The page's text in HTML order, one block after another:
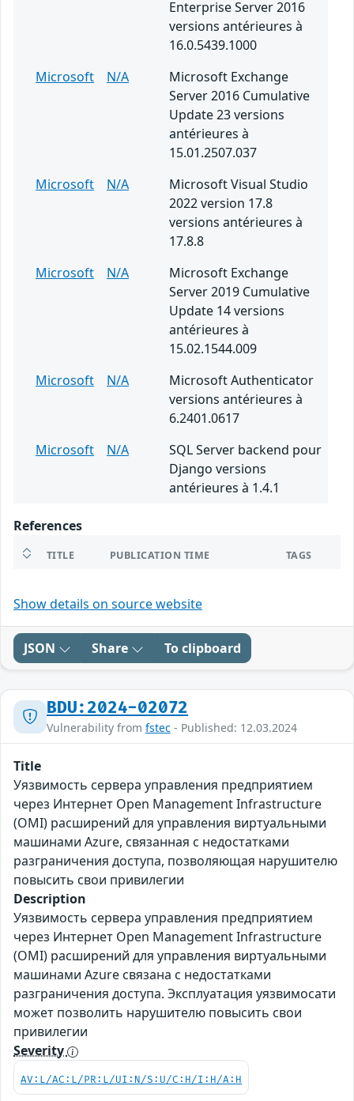
Enterprise Server 2016
versions antérieures à
16.0.5439.1000
Microsoft
N/A
Microsoft Exchange
Server 2016 Cumulative
Update 23 versions
antérieures à
15.01.2507.037
Microsoft
N/A
Microsoft Visual Studio
2022 version 17.8
versions antérieures à
17.8.8
Microsoft
N/A
Microsoft Exchange
Server 2019 Cumulative
Update 14 versions
antérieures à
15.02.1544.009
Microsoft
N/A
Microsoft Authenticator
versions antérieures à
6.2401.0617
Microsoft
N/A
SQL Server backend pour
Django versions
antérieures à 1.4.1
References
TITLE PUBLICATION TIME TAGS
Show details on source website
JSON Share To clipboard
BDU:2024-02072
Vulnerability from fstec - Published: 12.03.2024
Title
Уязвимость сервера управления предприятием
через Интернет Open Management Infrastructure
(OMI) расширений для управления виртуальными
машинами Azure, связанная с недостатками
разграничения доступа, позволяющая нарушителю
повысить свои привилегии
Description
Уязвимость сервера управления предприятием
через Интернет Open Management Infrastructure
(OMI) расширений для управления виртуальными
машинами Azure связана с недостатками
разграничения доступа. Эксплуатация уязвимосати
может позволить нарушителю повысить свои
привилегии
Severity
AV:L/AC:L/PR:L/UI:N/S:U/C:H/I:H/A:H